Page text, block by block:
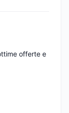
offerte e